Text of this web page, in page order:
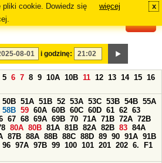
pliki cookie. Dowiedz się
więcej x
i godzinę:
5 6 7 8 9 10A 10B 11 12 13 14 15 16
50B 51A 51B 52 53A 53C 53B 54B 55A
58B 59 60A 60B 60C 60D 61 62 63
67 68 69A 69B 70 71A 71B 72A 72B
80A 80B 81A 81B 82A 82B 83 84A
87B 88A 88B 88C 88D 89 90 91A 91B
96 97A 97B 99 100 101 201 202 6.
F1